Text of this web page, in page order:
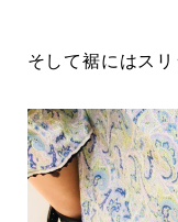
そして裾にはス